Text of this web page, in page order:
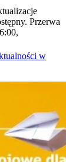
Przerwa
w